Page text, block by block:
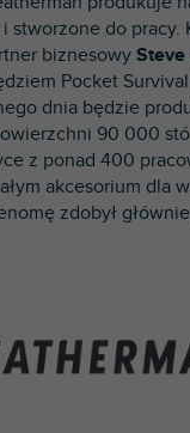
stworzone do pracy.
biznesowy
Pocket
dnia będzie
90 000
z ponad 400
akcesorium dla
zdobył